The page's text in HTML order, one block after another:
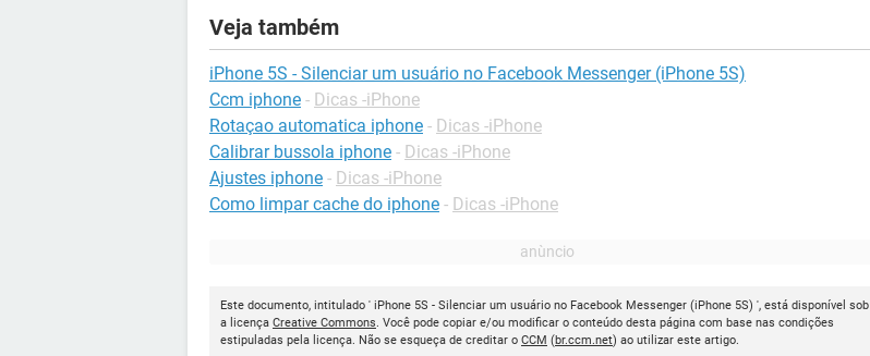
Veja também
iPhone 5S - Silenciar um usuário no Facebook Messenger (iPhone 5S)
Ccm iphone - Dicas -iPhone
Rotaçao automatica iphone - Dicas -iPhone
Calibrar bussola iphone - Dicas -iPhone
Ajustes iphone - Dicas -iPhone
Como limpar cache do iphone - Dicas -iPhone
Este documento, intitulado ' iPhone 5S - Silenciar um usuário no Facebook Messenger (iPhone 5S) ', está disponível sob
a licença Creative Commons. Você pode copiar e/ou modificar o conteúdo desta página com base nas condições
estipuladas pela licença. Não se esqueça de creditar o CCM (br.ccm.net) ao utilizar este artigo.